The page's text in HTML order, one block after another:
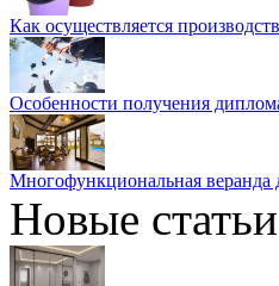
Как осуществляется
Особенности получения
Многофункциональная веранда
Новые статьи